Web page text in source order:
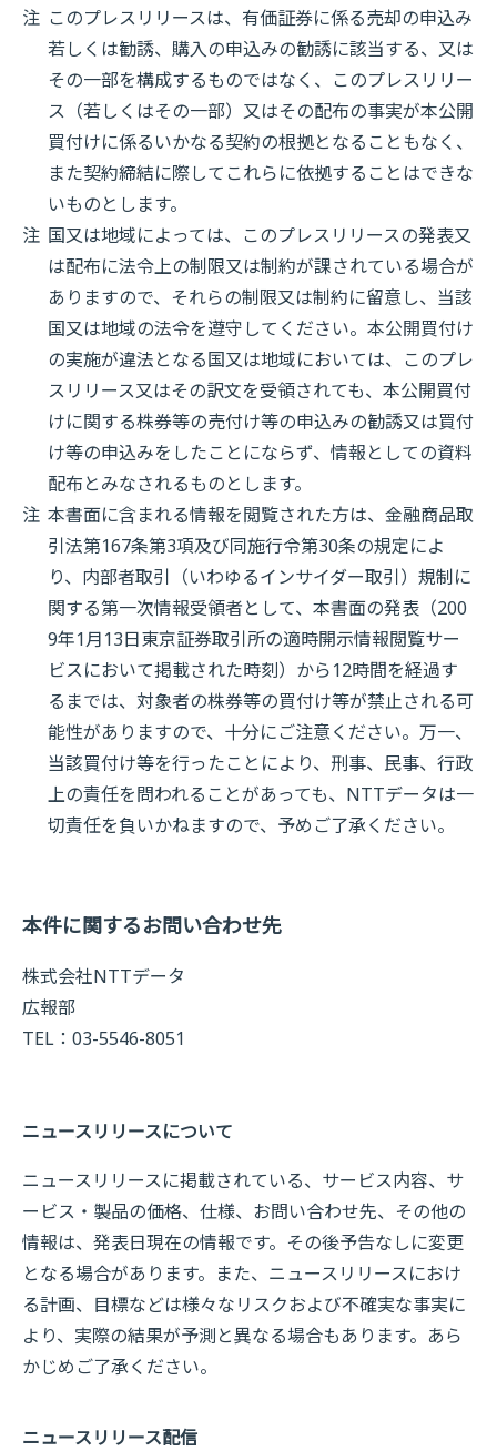
注 このプレスリリースは、有価証券に係る売却の申込み
若しくは勧誘、購入の申込みの勧誘に該当する、又は
その一部を構成するものではなく、このプレスリリー
ス（若しくはその一部）又はその配布の事実が本公開
買付けに係るいかなる契約の根拠となることもなく、
また契約締結に際してこれらに依拠することはできな
いものとします。
注 国又は地域によっては、このプレスリリースの発表又
は配布に法令上の制限又は制約が課されている場合が
ありますので、それらの制限又は制約に留意し、当該
国又は地域の法令を遵守してください。本公開買付け
の実施が違法となる国又は地域においては、このプレ
スリリース又はその訳文を受領されても、本公開買付
けに関する株券等の売付け等の申込みの勧誘又は買付
け等の申込みをしたことにならず、情報としての資料
配布とみなされるものとします。
注 本書面に含まれる情報を閲覧された方は、金融商品取
引法第167条第3項及び同施行令第30条の規定によ
り、内部者取引（いわゆるインサイダー取引）規制に
関する第一次情報受領者として、本書面の発表（200
9年1月13日東京証券取引所の適時開示情報閲覧サー
ビスにおいて掲載された時刻）から12時間を経過す
るまでは、対象者の株券等の買付け等が禁止される可
能性がありますので、十分にご注意ください。万一、
当該買付け等を行ったことにより、刑事、民事、行政
上の責任を問われることがあっても、NTTデータは一
切責任を負いかねますので、予めご了承ください。
本件に関するお問い合わせ先
株式会社NTTデータ
広報部
TEL：03-5546-8051
ニュースリリースについて
ニュースリリースに掲載されている、サービス内容、サ
ービス・製品の価格、仕様、お問い合わせ先、その他の
情報は、発表日現在の情報です。その後予告なしに変更
となる場合があります。また、ニュースリリースにおけ
る計画、目標などは様々なリスクおよび不確実な事実に
より、実際の結果が予測と異なる場合もあります。あら
かじめご了承ください。
ニュースリリース配信